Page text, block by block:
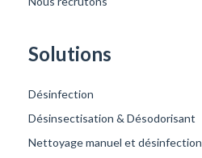
Solutions
Désinfection
Désinsectisation & Désodorisant
Nettoyage manuel et désinfection